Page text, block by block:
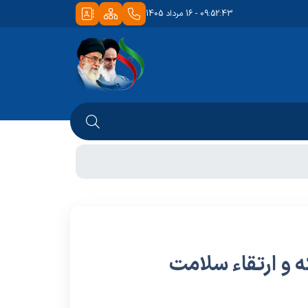
09:52:43 - 16 مرداد 1405
و ارتقاء سلامت